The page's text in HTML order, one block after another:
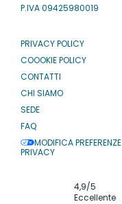
P.IVA 09425980019
PRIVACY POLICY
COOOKIE POLICY
CONTATTI
CHI SIAMO
SEDE
FAQ
MODIFICA PREFERENZE
PRIVACY
4,9/5
Eccellente